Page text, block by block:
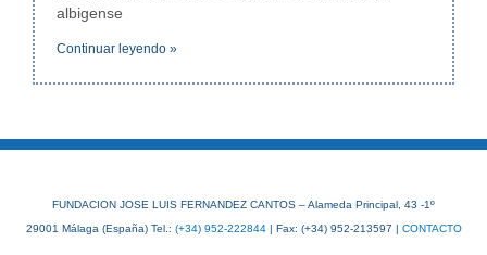
albigense
Continuar leyendo »
FUNDACION JOSE LUIS FERNANDEZ CANTOS – Alameda Principal, 43 -1º
29001 Málaga (España) Tel.: (+34) 952-222844| Fax: (+34) 952-213597 | CONTACTO